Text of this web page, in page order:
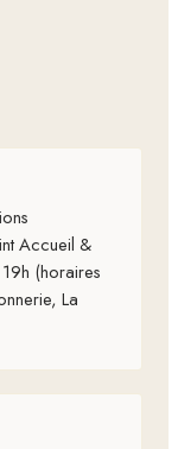
Accueil &
(horaires
La